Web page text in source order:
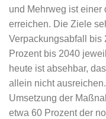
und Mehrweg ist einer
erreichen. Die Ziele
Verpackungsabfall bis
Prozent bis 2040
heute ist absehbar,
allein nicht
Umsetzung der
etwa 60 Prozent der